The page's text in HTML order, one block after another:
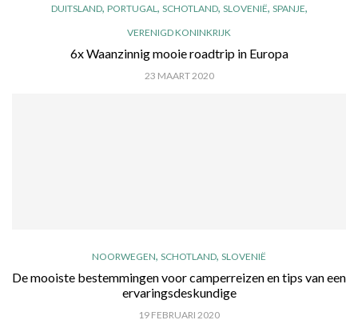
DUITSLAND, PORTUGAL, SCHOTLAND, SLOVENIË, SPANJE,
VERENIGD KONINKRIJK
6x Waanzinnig mooie roadtrip in Europa
23 MAART 2020
NOORWEGEN, SCHOTLAND, SLOVENIË
De mooiste bestemmingen voor camperreizen en tips van een
ervaringsdeskundige
19 FEBRUARI 2020